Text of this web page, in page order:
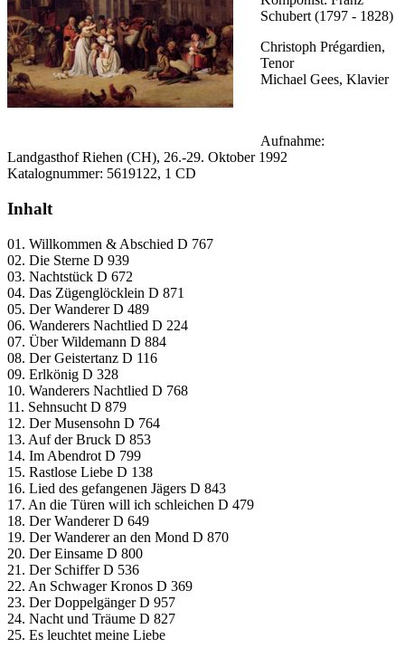
Schubert (1797 - 1828)
Christoph Prégardien,
Tenor
Michael Gees, Klavier
Aufnahme:
Landgasthof Riehen (CH), 26.-29. Oktober 1992
Katalognummer: 5619122, 1 CD
Inhalt
01. Willkommen & Abschied D 767
02. Die Sterne D 939
03. Nachtstück D 672
04. Das Zügenglöcklein D 871
05. Der Wanderer D 489
06. Wanderers Nachtlied D 224
07. Über Wildemann D 884
08. Der Geistertanz D 116
09. Erlkönig D 328
10. Wanderers Nachtlied D 768
11. Sehnsucht D 879
12. Der Musensohn D 764
13. Auf der Bruck D 853
14. Im Abendrot D 799
15. Rastlose Liebe D 138
16. Lied des gefangenen Jägers D 843
17. An die Türen will ich schleichen D 479
18. Der Wanderer D 649
19. Der Wanderer an den Mond D 870
20. Der Einsame D 800
21. Der Schiffer D 536
22. An Schwager Kronos D 369
23. Der Doppelgänger D 957
24. Nacht und Träume D 827
25. Es leuchtet meine Liebe